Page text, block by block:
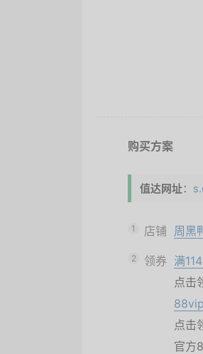
购买方案
值达网址：
1 店铺 周黑
2 领券 满
点击
点击
官方